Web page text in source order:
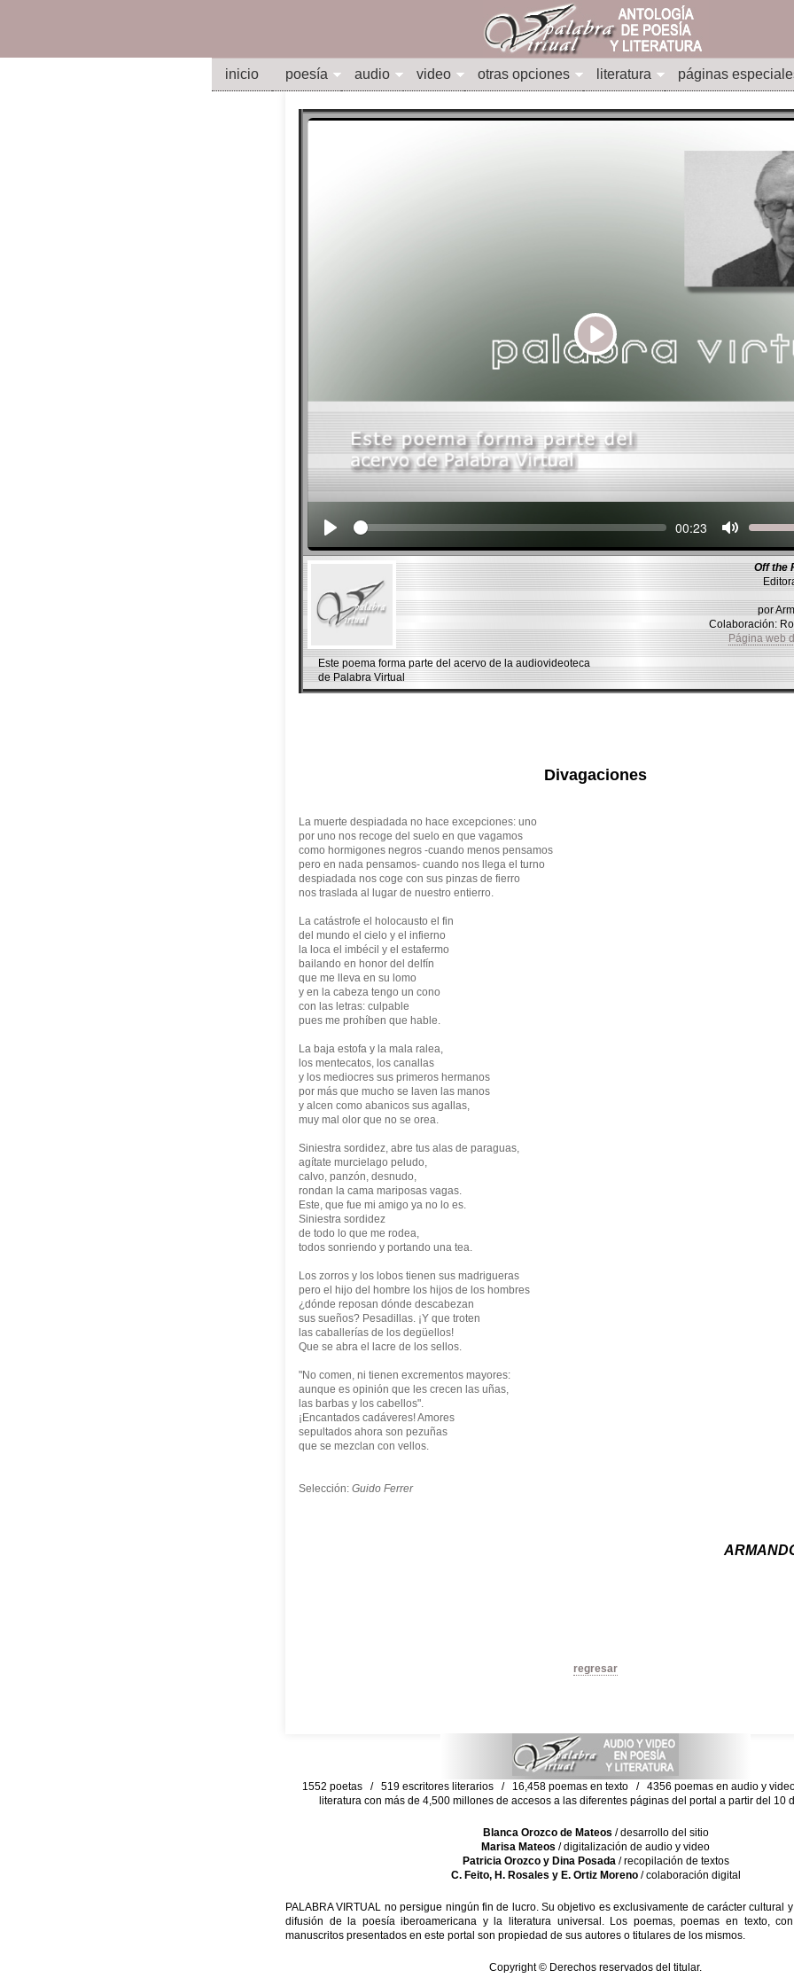
inicio poesía audio video otras opciones literatura páginas
Play
Seek Current
00:23
Off the
por
Colaboración:
Página web
Este poema forma parte del acervo de la audiovideoteca
de Palabra Virtual
Divagaciones
La muerte despiadada no hace excepciones: uno
por uno nos recoge del suelo en que vagamos
como hormigones negros -cuando menos pensamos
pero en nada pensamos- cuando nos llega el turno
despiadada nos coge con sus pinzas de fierro
nos traslada al lugar de nuestro entierro.
La catástrofe el holocausto el fin
del mundo el cielo y el infierno
la loca el imbécil y el estafermo
bailando en honor del delfín
que me lleva en su lomo
y en la cabeza tengo un cono
con las letras: culpable
pues me prohíben que hable.
La baja estofa y la mala ralea,
los mentecatos, los canallas
y los mediocres sus primeros hermanos
por más que mucho se laven las manos
y alcen como abanicos sus agallas,
muy mal olor que no se orea.
Siniestra sordidez, abre tus alas de paraguas,
agítate murcielago peludo,
calvo, panzón, desnudo,
rondan la cama mariposas vagas.
Este, que fue mi amigo ya no lo es.
Siniestra sordidez
de todo lo que me rodea,
todos sonriendo y portando una tea.
Los zorros y los lobos tienen sus madrigueras
pero el hijo del hombre los hijos de los hombres
¿dónde reposan dónde descabezan
sus sueños? Pesadillas. ¡Y que troten
las caballerías de los degüellos!
Que se abra el lacre de los sellos.
"No comen, ni tienen excrementos mayores:
aunque es opinión que les crecen las uñas,
las barbas y los cabellos".
¡Encantados cadáveres! Amores
sepultados ahora son pezuñas
que se mezclan con vellos.
Selección: Guido Ferrer
regresar
1552 poetas / 519 escritores literarios / 16,458 poemas en texto / 4356 poemas en audio y
literatura con más de 4,500 millones de accesos a las diferentes páginas del portal a partir del 10
Blanca Orozco de Mateos / desarrollo del sitio
Marisa Mateos / digitalización de audio y video
Patricia Orozco y Dina Posada/ recopilación de textos
C. Feito, H. Rosales y E. Ortiz Moreno/ colaboración digital
PALABRA VIRTUAL no persigue ningún fin de lucro. Su objetivo es exclusivamente de carácter cultural
difusión de la poesía iberoamericana y la literatura universal. Los poemas, poemas en texto,
manuscritos presentados en este portal son propiedad de sus autores o titulares de los mismos.
Copyright © Derechos reservados del titular.